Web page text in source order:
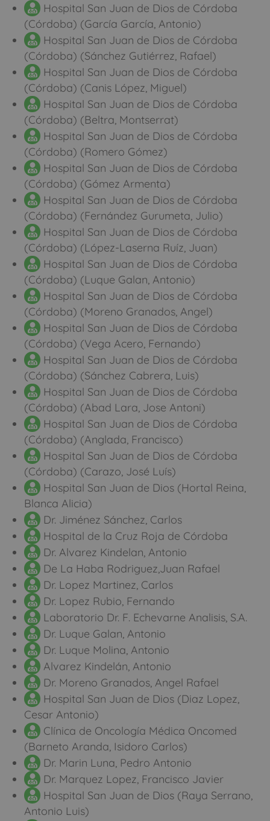
Hospital San Juan de Dios de Córdoba
(Córdoba) (García García, Antonio)
Hospital San Juan de Dios de Córdoba
(Córdoba) (Sánchez Gutiérrez, Rafael)
Hospital San Juan de Dios de Córdoba
(Córdoba) (Canis López, Miguel)
Hospital San Juan de Dios de Córdoba
(Córdoba) (Beltra, Montserrat)
Hospital San Juan de Dios de Córdoba
(Córdoba) (Romero Gómez)
Hospital San Juan de Dios de Córdoba
(Córdoba) (Gómez Armenta)
Hospital San Juan de Dios de Córdoba
(Córdoba) (Fernández Gurumeta, Julio)
Hospital San Juan de Dios de Córdoba
(Córdoba) (López-Laserna Ruíz, Juan)
Hospital San Juan de Dios de Córdoba
(Córdoba) (Luque Galan, Antonio)
Hospital San Juan de Dios de Córdoba
(Córdoba) (Moreno Granados, Angel)
Hospital San Juan de Dios de Córdoba
(Córdoba) (Vega Acero, Fernando)
Hospital San Juan de Dios de Córdoba
(Córdoba) (Sánchez Cabrera, Luis)
Hospital San Juan de Dios de Córdoba
(Córdoba) (Abad Lara, Jose Antoni)
Hospital San Juan de Dios de Córdoba
(Córdoba) (Anglada, Francisco)
Hospital San Juan de Dios de Córdoba
(Córdoba) (Carazo, José Luís)
Hospital San Juan de Dios (Hortal Reina,
Blanca Alicia)
Dr. Jiménez Sánchez, Carlos
Hospital de la Cruz Roja de Córdoba
Dr. Alvarez Kindelan, Antonio
De La Haba Rodriguez,Juan Rafael
Dr. Lopez Martinez, Carlos
Dr. Lopez Rubio, Fernando
Laboratorio Dr. F. Echevarne Analisis, S.A.
Dr. Luque Galan, Antonio
Dr. Luque Molina, Antonio
Alvarez Kindelán, Antonio
Dr. Moreno Granados, Angel Rafael
Hospital San Juan de Dios (Diaz Lopez,
Cesar Antonio)
Clínica de Oncología Médica Oncomed
(Barneto Aranda, Isidoro Carlos)
Dr. Marin Luna, Pedro Antonio
Dr. Marquez Lopez, Francisco Javier
Hospital San Juan de Dios (Raya Serrano,
Antonio Luis)